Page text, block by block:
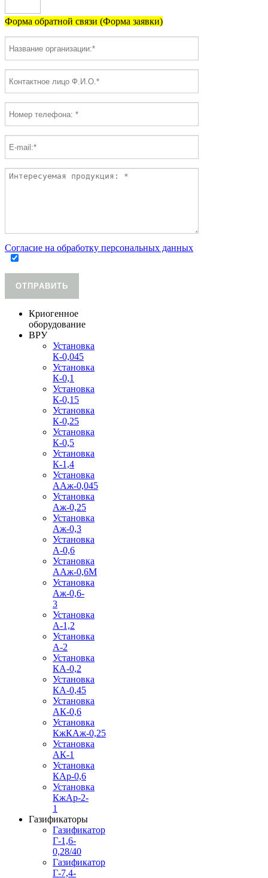
Форма обратной связи (Форма заявки)
Согласие на обработку персональных данных
ОТПРАВИТЬ
Криогенное
оборудование
ВРУ
Установка
К-0,045
Установка
К-0,1
Установка
К-0,15
Установка
К-0,25
Установка
К-0,5
Установка
К-1,4
Установка
ААж-0,045
Установка
Аж-0,25
Установка
Аж-0,3
Установка
А-0,6
Установка
ААж-0,6М
Установка
Аж-0,6-
3
Установка
А-1,2
Установка
А-2
Установка
КА-0,2
Установка
КА-0,45
Установка
АК-0,6
Установка
КжКАж-0,25
Установка
АК-1
Установка
КАр-0,6
Установка
КжАр-2-
1
Газификаторы
Газификатор
Г-1,6-
0,28/40
Газификатор
Г-7,4-